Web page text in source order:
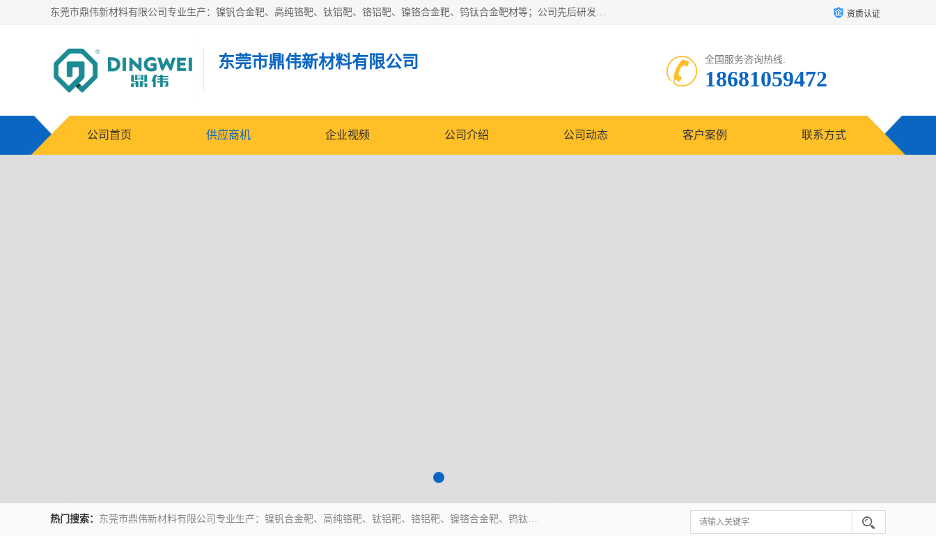
东莞市鼎伟新材料有限公司专业生产：镍钒合金靶、高纯铬靶、钛铝靶、铬铝靶、镍铬合金靶、钨钛合金靶材等；公司先后研发的蒸发材料、溅射靶材系列产品广泛应用到国内外众多知名电子、太阳能企业当中，以较高的性价比，成功发替代了国外进口产品，颇受用户好评。 资质认证
东莞市鼎伟新材料有限公司 全国服务咨询热线:
18681059472
公司首页 供应商机 企业视频 公司介绍 公司动态 客户案例 联系方式
热门搜索： 东莞市鼎伟新材料有限公司专业生产：镍钒合金靶、高纯铬靶、钛铝靶、铬铝靶、镍铬合金靶、钨钛合金靶材等；公司先后研发的蒸发材料、溅射靶材系列产品广泛应用到国内外众多知名电子、太阳能企业当中，以较高的性价比，成功发替代了国外进口产品，颇受用户好评。